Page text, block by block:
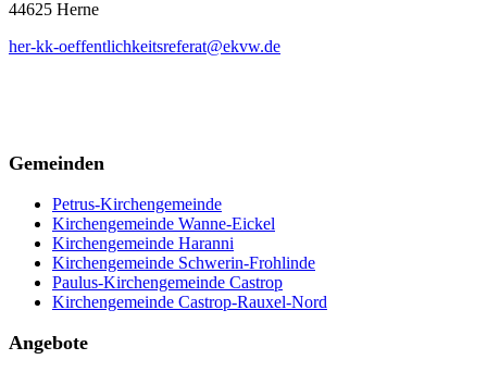
44625 Herne
her-kk-oeffentlichkeitsreferat@ekvw.de
Gemeinden
Petrus-Kirchengemeinde
Kirchengemeinde Wanne-Eickel
Kirchengemeinde Haranni
Kirchengemeinde Schwerin-Frohlinde
Paulus-Kirchengemeinde Castrop
Kirchengemeinde Castrop-Rauxel-Nord
Angebote